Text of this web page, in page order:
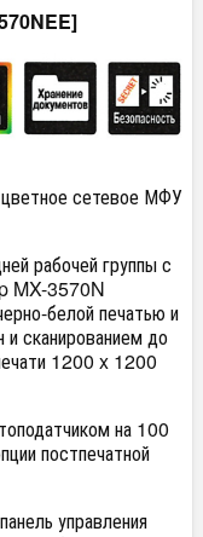
сетевое МФУ
рабочей группы с
MX-3570N
белой печатью и
сканированием до
1200 x 1200
на 100
постпечатной
управления